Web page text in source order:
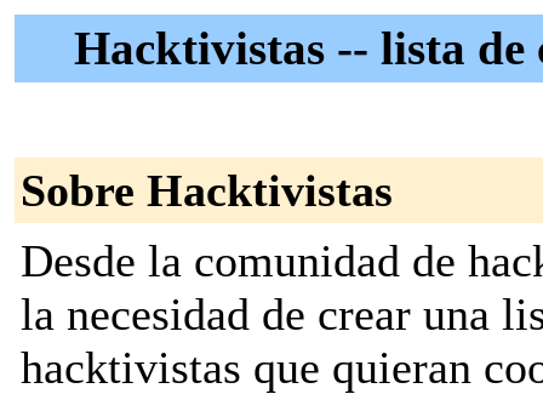
Hacktivistas -- lista
Sobre Hacktivistas
Desde la comunidad de
la necesidad de crear una
hacktivistas que quieran